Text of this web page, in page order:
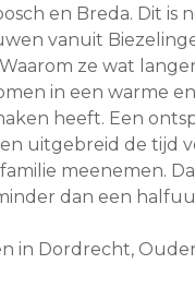
en Breda. Dit is
vanuit
ze wat
in een warme
heeft. Een
uitgebreid de tijd
meenemen.
dan een
in Dordrecht,